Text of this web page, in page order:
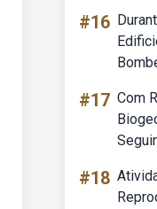
#16
#17 Com
#18